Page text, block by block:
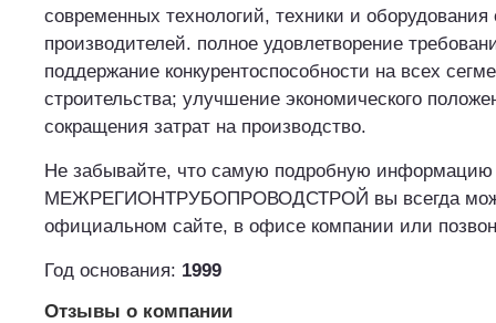
современных технологий, техники и
производителей. полное удовлетворение
поддержание конкурентоспособности на всех
строительства; улучшение экономического
сокращения затрат на производство.
Не забывайте, что самую подробную информацию
МЕЖРЕГИОНТРУБОПРОВОДСТРОЙ вы всегда
официальном сайте, в офисе компании или
Год основания: 1999
Отзывы о компании